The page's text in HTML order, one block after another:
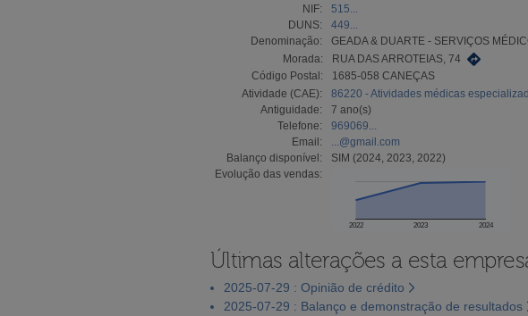
NIF:
515...
DUNS:
449...
Denominação:
GEADA & DUARTE - SERVIÇOS
Morada:
RUA DAS ARROTEIAS, 74
Código Postal:
1685-058 CANEÇAS
Atividade (CAE):
86220 - Atividades médicas
Antiguidade:
7 ano(s)
Telefone:
969069...
Email:
...@gmail.com
Balanço disponível:
SIM (2024, 2023, 2022)
Evolução das vendas:
2022 2023 2024
Últimas alterações a esta
2025-07-29 : Opinião de crédito
2025-07-29 : Balanço e demonstração de resultados